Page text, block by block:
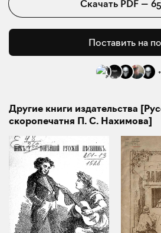
Скачать PDF—
Поставить на
+
Другие книги издательства
скоропечатня П. С. Нахимова]